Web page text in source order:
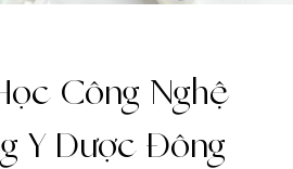
Công Nghệ
Y Dược Đông